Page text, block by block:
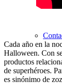
Cada año en la
Halloween. Con
productos
de superhéroes.
es sinónimo de